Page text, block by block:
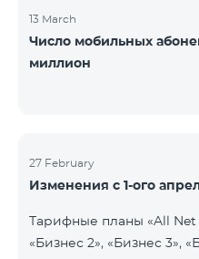
13 March
Число мобильных
миллион
27 February
Изменения с 1-ого
Тарифные планы «All Net
«Бизнес 2», «Бизнес 3»,